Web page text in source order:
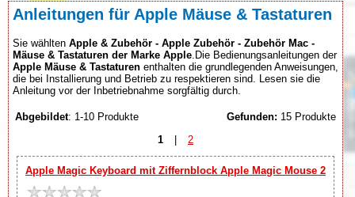
Anleitungen für Apple Mäuse & Tastaturen
Sie wählten Apple & Zubehör - Apple Zubehör - Zubehör Mac -
Mäuse & Tastaturen der Marke Apple .Die Bedienungsanleitungen der
Apple Mäuse & Tastaturen enthalten die grundlegenden Anweisungen,
die bei Installierung und Betrieb zu respektieren sind. Lesen sie die
Anleitung vor der Inbetriebnahme sorgfältig durch.
Abgebildet: 1-10 Produkte Gefunden: 15 Produkte
1
| 2
Apple Magic Keyboard mit Ziffernblock Apple Magic Mouse 2